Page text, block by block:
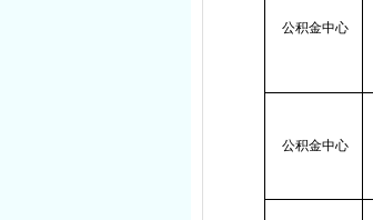
公积金中心
公积金中心